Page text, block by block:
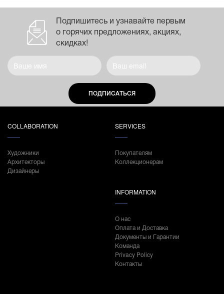
Подпишитесь и узнавайте первым
о горячих предложениях, акциях,
скидках!
ПОДПИСАТЬСЯ
COLLABORATION
Художники
Архитекторы
Дизайнеры
SERVICES
Покупателям
Коллекционерам
INFORMATION
О нас
Оплата и Доставка
Документы и Гарантии
Команда
Privacy Policy
Контакты